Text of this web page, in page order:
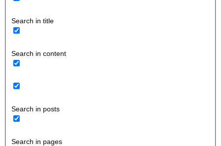
Search in title
Search in content
Search in posts
Search in pages